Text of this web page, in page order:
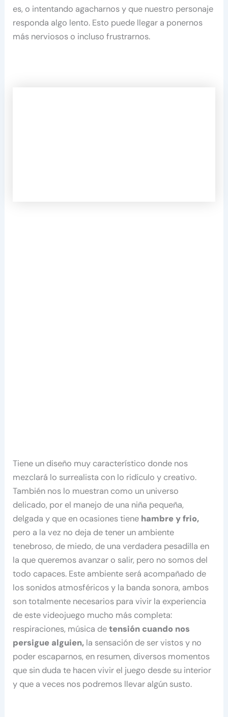
es, o intentando agacharnos y que nuestro personaje
responda algo lento. Esto puede llegar a ponernos
más nerviosos o incluso frustrarnos.
Tiene un diseño muy característico donde nos
mezclará lo surrealista con lo ridículo y creativo.
También nos lo muestran como un universo
delicado, por el manejo de una niña pequeña,
delgada y que en ocasiones tiene hambre y frio,
pero a la vez no deja de tener un ambiente
tenebroso, de miedo, de una verdadera pesadilla en
la que queremos avanzar o salir, pero no somos del
todo capaces. Este ambiente será acompañado de
los sonidos atmosféricos y la banda sonora, ambos
son totalmente necesarios para vivir la experiencia
de este videojuego mucho más completa:
respiraciones, música detensión cuando nos
persigue alguien, la sensación de ser vistos y no
poder escaparnos, en resumen, diversos momentos
que sin duda te hacen vivir el juego desde su interior
y que a veces nos podremos llevar algún susto.